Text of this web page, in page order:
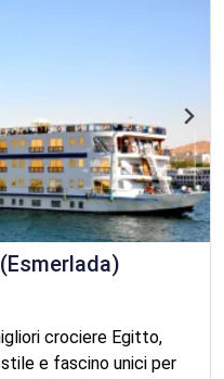
crociere Egitto,
e fascino unici per